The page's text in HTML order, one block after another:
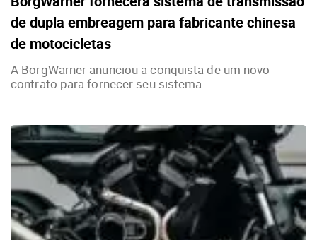
de dupla embreagem para fabricante chinesa
de motocicletas
A BorgWarner anunciou a conquista de um novo
contrato para fornecer seu sistema...